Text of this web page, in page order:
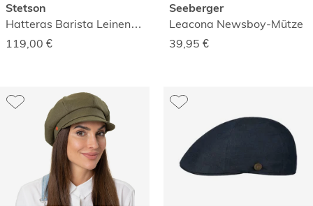
Stetson
Hatteras Barista Leinenmütze
119,00 €
Seeberger
Leacona Newsboy-Mütze
39,95 €